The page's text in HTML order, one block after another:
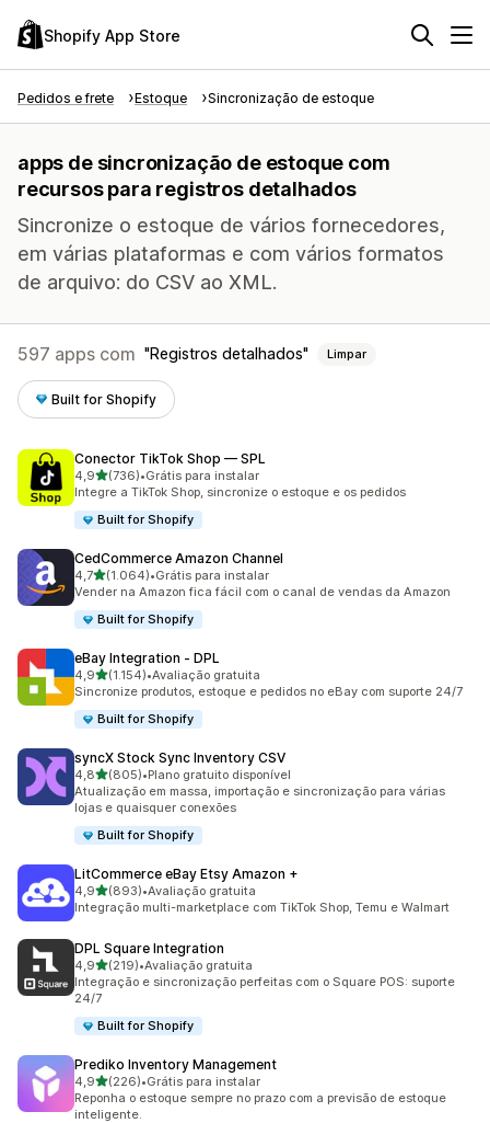
Shopify App Store
Pedidos e frete Estoque Sincronização de estoque
apps de sincronização de estoque com
recursos para registros detalhados
Sincronize o estoque de vários fornecedores,
em várias plataformas e com vários formatos
de arquivo: do CSV ao XML.
597 apps com Registros detalhados Limpar
Built for Shopify
Conector TikTok Shop — SPL
4,9de 5 estrelas
(736)
736 avaliações ao todo
•Grátis para instalar
Integre a TikTok Shop, sincronize o estoque e os pedidos
Built for Shopify
CedCommerce Amazon Channel
4,7de 5 estrelas
(1.064)
1064 avaliações ao todo
•Grátis para instalar
Vender na Amazon fica fácil com o canal de vendas da Amazon
Built for Shopify
eBay Integration ‑ DPL
4,9de 5 estrelas
(1.154)
1154 avaliações ao todo
•Avaliação gratuita
Sincronize produtos, estoque e pedidos no eBay com suporte 24/7
Built for Shopify
syncX Stock Sync Inventory CSV
4,8de 5 estrelas
(805)
805 avaliações ao todo
•Plano gratuito disponível
Atualização em massa, importação e sincronização para várias
lojas e quaisquer conexões
Built for Shopify
LitCommerce eBay Etsy Amazon +
4,9de 5 estrelas
(893)
893 avaliações ao todo
•Avaliação gratuita
Integração multi-marketplace com TikTok Shop, Temu e Walmart
DPL Square Integration
4,9de 5 estrelas
(219)
219 avaliações ao todo
•Avaliação gratuita
Integração e sincronização perfeitas com o Square POS: suporte
24/7
Built for Shopify
Prediko Inventory Management
4,9de 5 estrelas
(226)
226 avaliações ao todo
•Grátis para instalar
Reponha o estoque sempre no prazo com a previsão de estoque
inteligente.